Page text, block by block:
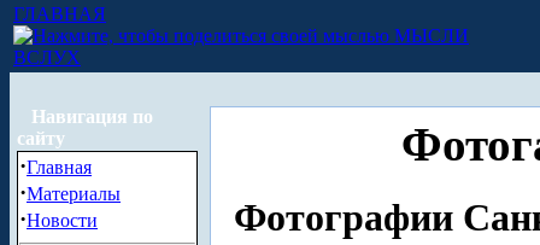
ГЛАВНАЯ
МЫСЛИ
ВСЛУХ
Навигация по
сайту
·Главная
·Материалы
·Новости Фотографии